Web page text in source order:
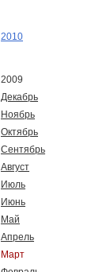
2010
2009
Декабрь
Ноябрь
Октябрь
Сентябрь
Август
Июль
Июнь
Май
Апрель
Март